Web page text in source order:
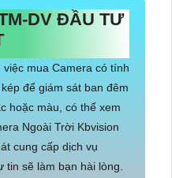
DV ĐẦU TƯ
mua Camera có tính
để giám sát ban đêm
hoặc màu, có thể xem
Ngoài Trời Kbvision
cung cấp dịch vụ
sẽ làm bạn hài lòng.